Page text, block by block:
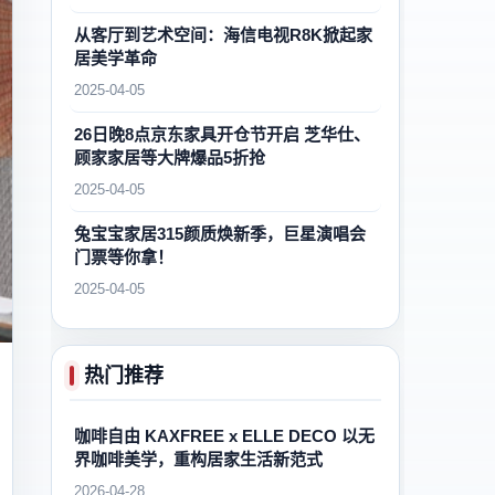
从客厅到艺术空间：海信电视R8K掀起家
居美学革命
2025-04-05
26日晚8点京东家具开仓节开启 芝华仕、
顾家家居等大牌爆品5折抢
2025-04-05
兔宝宝家居315颜质焕新季，巨星演唱会
门票等你拿！
2025-04-05
热门推荐
咖啡自由 KAXFREE x ELLE DECO 以无
界咖啡美学，重构居家生活新范式
2026-04-28